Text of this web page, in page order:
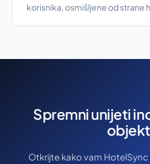
korisnika, osmišljene od strane
Spremni unijeti
Otkrijte kako vam